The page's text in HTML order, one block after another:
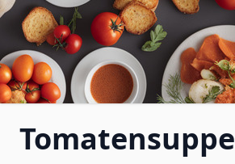
Tomatensuppe